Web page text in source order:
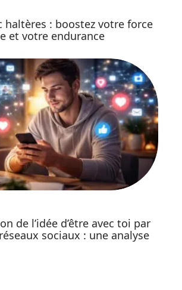
haltères : boostez votre force
et votre endurance
de l’idée d’être avec toi par
sociaux : une analyse